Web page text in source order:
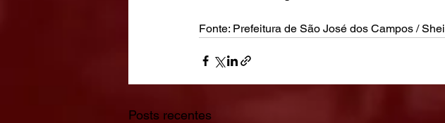
Fonte: Prefeitura de São José dos Campos /
Posts recentes